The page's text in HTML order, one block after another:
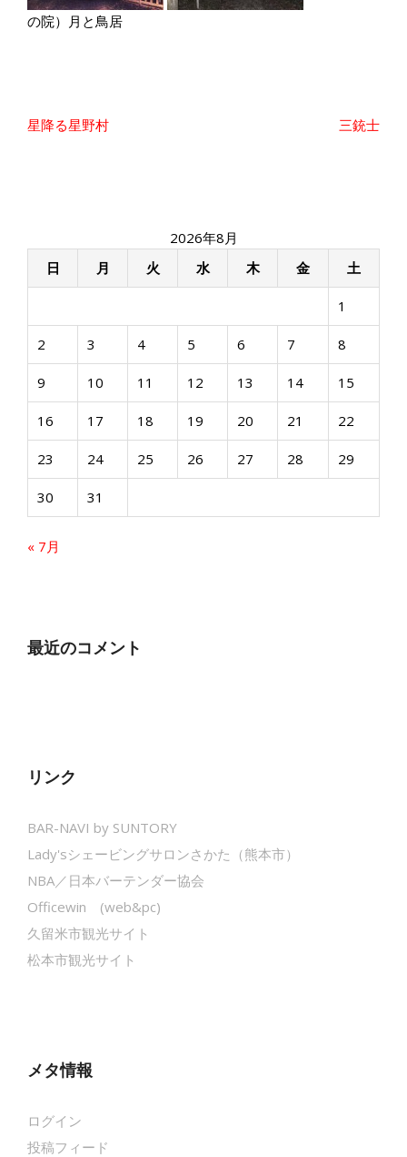
の院）月と鳥居
投
シ
ン
星降る星野村 三銃士
2026年8月
日
月 火 水 木 金 土
1
2 3 4 5 6 7 8
9 10 11 12 13 14 15
16 17 18 19 20 21 22
23 24 25 26 27 28 29
30 31
« 7月
最近のコメント
リンク
BAR-NAVI by SUNTORY
Lady'sシェービングサロンさかた（熊本市）
NBA／日本バーテンダー協会
Officewin (web&pc)
久留米市観光サイト
松本市観光サイト
メタ情報
ログイン
投稿フィード